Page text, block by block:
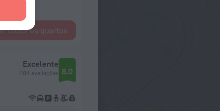
todos os quartos
Excelente
1184 avaliações 8,0